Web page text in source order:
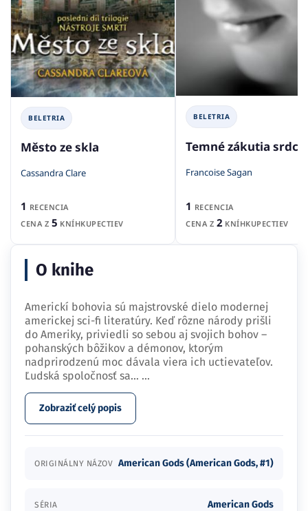
BELETRIA
Město ze skla
Cassandra Clare
1 RECENCIA
CENA Z 5 KNÍHKUPECTIEV
BELETRIA
Temné zákutia srdca
Francoise Sagan
1 RECENCIA
CENA Z 2 KNÍHKUPECTIEV
O knihe
Americkí bohovia sú majstrovské dielo modernej
americkej sci-fi literatúry. Keď rôzne národy prišli
do Ameriky, priviedli so sebou aj svojich bohov –
pohanských bôžikov a démonov, ktorým
nadprirodzenú moc dávala viera ich uctievateľov.
Ľudská spoločnosť sa… ...
Zobraziť celý popis
ORIGINÁLNY NÁZOV American Gods (American Gods, #1)
SÉRIA American Gods